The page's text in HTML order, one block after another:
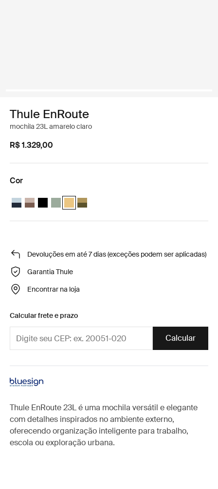
Thule EnRoute
mochila 23L amarelo claro
R$ 1.329,00
Cor
Thule EnRoute backpack 23L Azul suave/azul mais escuro
Thule EnRoute backpack 23L Taupe Tinto/marrom nuanceado
Thule EnRoute backpack 23L Preto
Thule EnRoute backpack 23L Verde tranquilo
Thule EnRoute backpack 23L Amarelo pálido
Thule EnRoute backpack 23L Nutria/verde
Devoluções em até 7 dias (exceções podem ser aplicadas)
Garantia Thule
Encontrar na loja
Calcular frete e prazo
Calcular
Thule EnRoute 23L é uma mochila versátil e elegante
com detalhes inspirados no ambiente externo,
oferecendo organização inteligente para trabalho,
escola ou exploração urbana.